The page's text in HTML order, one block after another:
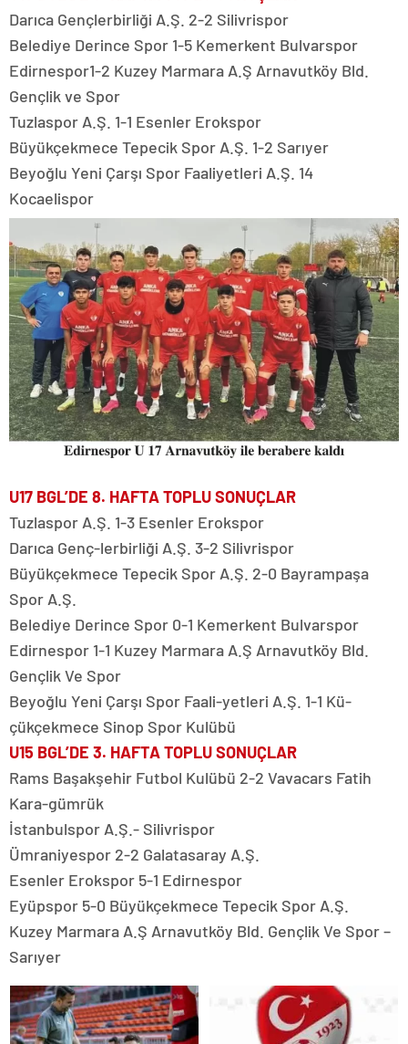
Darıca Gençlerbirliği A.Ş. 2-2 Silivrispor
Belediye Derince Spor 1-5 Kemerkent Bulvarspor
Edirnespor1-2 Kuzey Marmara A.Ş Arnavutköy Bld.
Gençlik ve Spor
Tuzlaspor A.Ş. 1-1 Esenler Erokspor
Büyükçekmece Tepecik Spor A.Ş. 1-2 Sarıyer
Beyoğlu Yeni Çarşı Spor Faaliyetleri A.Ş. 14
Kocaelispor
U17 BGL’DE 8. HAFTA TOPLU SONUÇLAR
Tuzlaspor A.Ş. 1-3 Esenler Erokspor
Darıca Genç-lerbirliği A.Ş. 3-2 Silivrispor
Büyükçekmece Tepecik Spor A.Ş. 2-0 Bayrampaşa
Spor A.Ş.
Belediye Derince Spor 0-1 Kemerkent Bulvarspor
Edirnespor 1-1 Kuzey Marmara A.Ş Arnavutköy Bld.
Gençlik Ve Spor
Beyoğlu Yeni Çarşı Spor Faali-yetleri A.Ş. 1-1 Kü-
çükçekmece Sinop Spor Kulübü
U15 BGL’DE 3. HAFTA TOPLU SONUÇLAR
Rams Başakşehir Futbol Kulübü 2-2 Vavacars Fatih
Kara-gümrük
İstanbulspor A.Ş.- Silivrispor
Ümraniyespor 2-2 Galatasaray A.Ş.
Esenler Erokspor 5-1 Edirnespor
Eyüpspor 5-0 Büyükçekmece Tepecik Spor A.Ş.
Kuzey Marmara A.Ş Arnavutköy Bld. Gençlik Ve Spor –
Sarıyer